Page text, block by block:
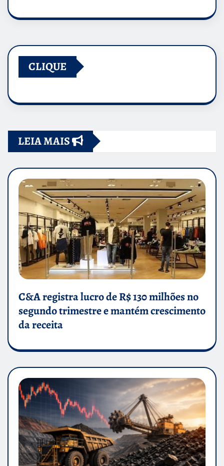
CLIQUE
LEIA MAIS
C&A registra lucro de R$ 130 milhões no
segundo trimestre e mantém crescimento
da receita